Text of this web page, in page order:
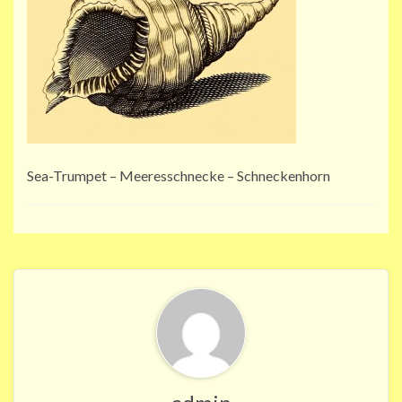
Sea-Trumpet – Meeresschnecke – Schneckenhorn